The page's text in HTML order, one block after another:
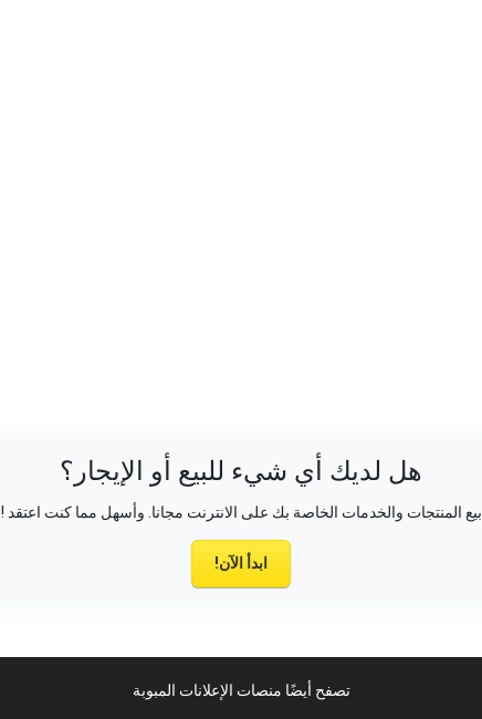
هل لديك أي شيء للبيع أو الإيجار؟
بيع المنتجات والخدمات الخاصة بك على الانترنت مجانا. وأسهل مما كنت اعتقد !
ابدأ الآن!
تصفح أيضًا منصات الإعلانات المبوبة